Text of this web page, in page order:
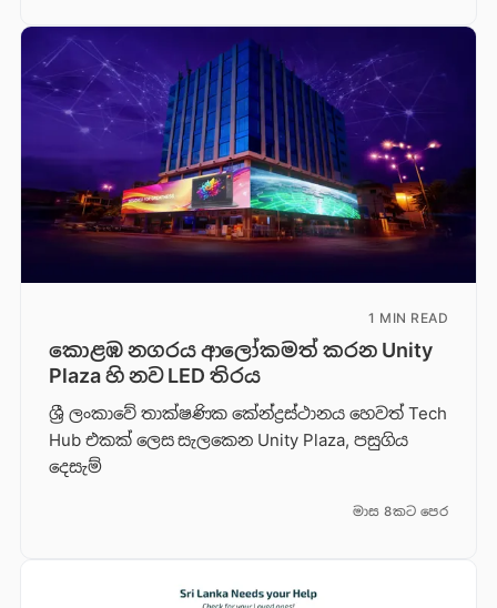
1 MIN READ
කොළඹ නගරය ආලෝකමත් කරන Unity
Plaza හි නව LED තිරය
ශ්‍රී ලංකාවේ තාක්ෂණික කේන්ද්‍රස්ථානය හෙවත් Tech
Hub එකක් ලෙස සැලකෙන Unity Plaza, පසුගිය
දෙසැම්
මාස 8කට පෙර